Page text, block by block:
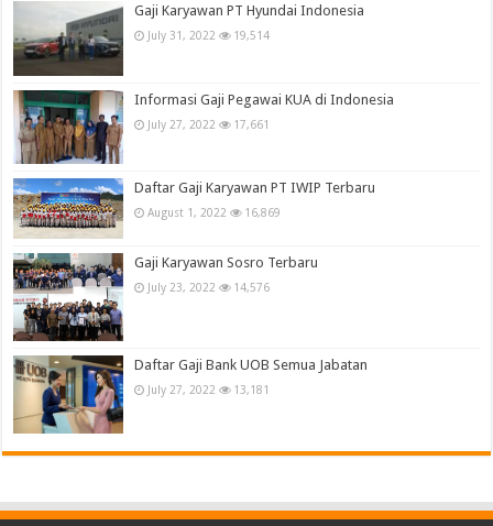
Gaji Karyawan PT Hyundai Indonesia
July 31, 2022 19,514
Informasi Gaji Pegawai KUA di Indonesia
July 27, 2022 17,661
Daftar Gaji Karyawan PT IWIP Terbaru
August 1, 2022 16,869
Gaji Karyawan Sosro Terbaru
July 23, 2022 14,576
Daftar Gaji Bank UOB Semua Jabatan
July 27, 2022 13,181